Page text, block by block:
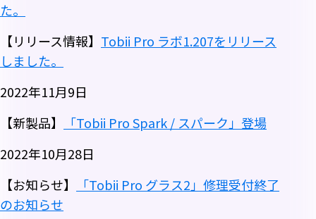
た。
【リリース情報】 Tobii Pro ラボ1.207をリリース
しました。
2022年11月9日
【新製品】
「Tobii Pro Spark / スパーク」登場
2022年10月28日
【お知らせ】
「Tobii Pro グラス2」修理受付終了
のお知らせ